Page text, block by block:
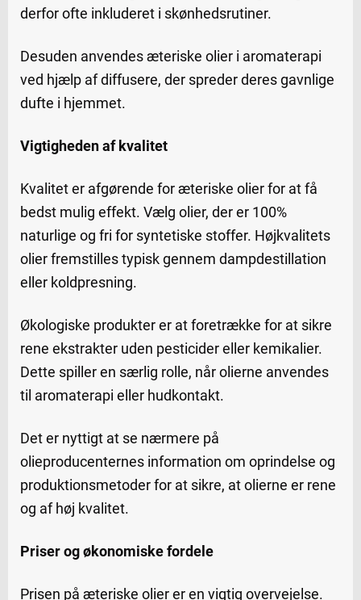
derfor ofte inkluderet i skønhedsrutiner.
Desuden anvendes æteriske olier i aromaterapi
ved hjælp af diffusere, der spreder deres gavnlige
dufte i hjemmet.
Vigtigheden af kvalitet
Kvalitet er afgørende for æteriske olier for at få
bedst mulig effekt. Vælg olier, der er 100%
naturlige og fri for syntetiske stoffer. Højkvalitets
olier fremstilles typisk gennem dampdestillation
eller koldpresning.
Økologiske produkter er at foretrække for at sikre
rene ekstrakter uden pesticider eller kemikalier.
Dette spiller en særlig rolle, når olierne anvendes
til aromaterapi eller hudkontakt.
Det er nyttigt at se nærmere på
olieproducenternes information om oprindelse og
produktionsmetoder for at sikre, at olierne er rene
og af høj kvalitet.
Priser og økonomiske fordele
Prisen på æteriske olier er en vigtig overvejelse.